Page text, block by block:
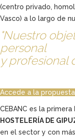
(centro privado,
Vasco) a lo largo de
"Nuestro
personal
y profesional
Accede a la
CEBANC es la primera
HOSTELERÍA DE
en el sector y con